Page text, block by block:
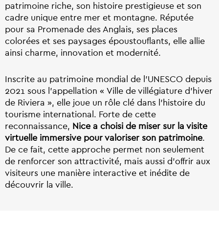
patrimoine riche, son histoire prestigieuse et son
cadre unique entre mer et montagne. Réputée
pour sa Promenade des Anglais, ses places
colorées et ses paysages époustouflants, elle allie
ainsi charme, innovation et modernité.
Inscrite au patrimoine mondial de l’UNESCO depuis
2021 sous l’appellation « Ville de villégiature d’hiver
de Riviera », elle joue un rôle clé dans l’histoire du
tourisme international. Forte de cette
reconnaissance, Nice a choisi de miser sur la visite
virtuelle immersive pour valoriser son patrimoine.
De ce fait, cette approche permet non seulement
de renforcer son attractivité, mais aussi d’offrir aux
visiteurs une manière interactive et inédite de
découvrir la ville.